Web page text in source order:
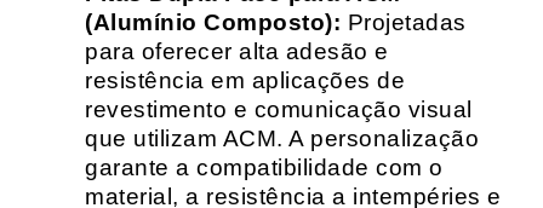
(Alumínio Composto): Projetadas
para oferecer alta adesão e
resistência em aplicações de
revestimento e comunicação visual
que utilizam ACM. A personalização
garante a compatibilidade com o
material, a resistência a intempéries e